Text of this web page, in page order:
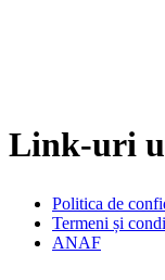
Link-uri
Politica de
Termeni și
ANAF